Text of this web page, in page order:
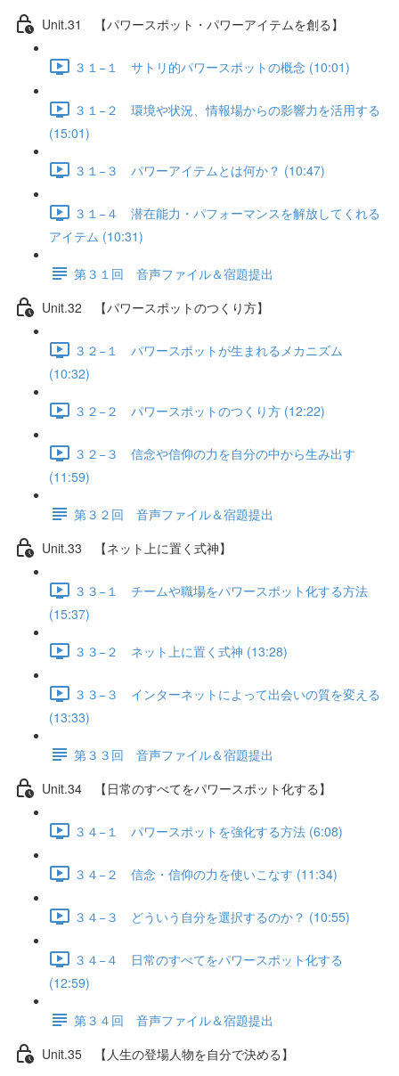
Unit.31 【パワースポット・パワーアイテムを創る】
３１−１ サトリ的パワースポットの概念 (10:01)
３１−２ 環境や状況、情報場からの影響力を活用する
(15:01)
３１−３ パワーアイテムとは何か？ (10:47)
３１−４ 潜在能力・パフォーマンスを解放してくれる
アイテム (10:31)
第３１回 音声ファイル＆宿題提出
Unit.32 【パワースポットのつくり方】
３２−１ パワースポットが生まれるメカニズム
(10:32)
３２−２ パワースポットのつくり方 (12:22)
３２−３ 信念や信仰の力を自分の中から生み出す
(11:59)
第３２回 音声ファイル＆宿題提出
Unit.33 【ネット上に置く式神】
３３−１ チームや職場をパワースポット化する方法
(15:37)
３３−２ ネット上に置く式神 (13:28)
３３−３ インターネットによって出会いの質を変える
(13:33)
第３３回 音声ファイル＆宿題提出
Unit.34 【日常のすべてをパワースポット化する】
３４−１ パワースポットを強化する方法 (6:08)
３４−２ 信念・信仰の力を使いこなす (11:34)
３４−３ どういう自分を選択するのか？ (10:55)
３４−４ 日常のすべてをパワースポット化する
(12:59)
第３４回 音声ファイル＆宿題提出
Unit.35 【人生の登場人物を自分で決める】